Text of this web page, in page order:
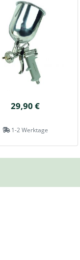
29,90 €
1-2 Werktage